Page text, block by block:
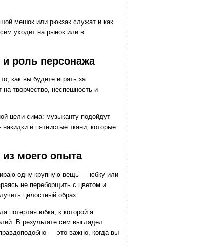
мешок или рюкзак служат и как
уходит на рынок или в
роль персонажа
как вы будете играть за
на творчество, неспешность и
цели симa: музыканту подойдут
и пятнистые ткани, которые
моего опыта
одну крупную вещь — юбку или
не переборщить с цветом и
целостный образ.
потертая юбка, к которой я
В результате сим выглядел
— это важно, когда вы